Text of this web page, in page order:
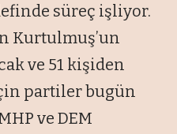
süreç işliyor.
Kurtulmuş’un
ve 51 kişiden
partiler bugün
ve DEM